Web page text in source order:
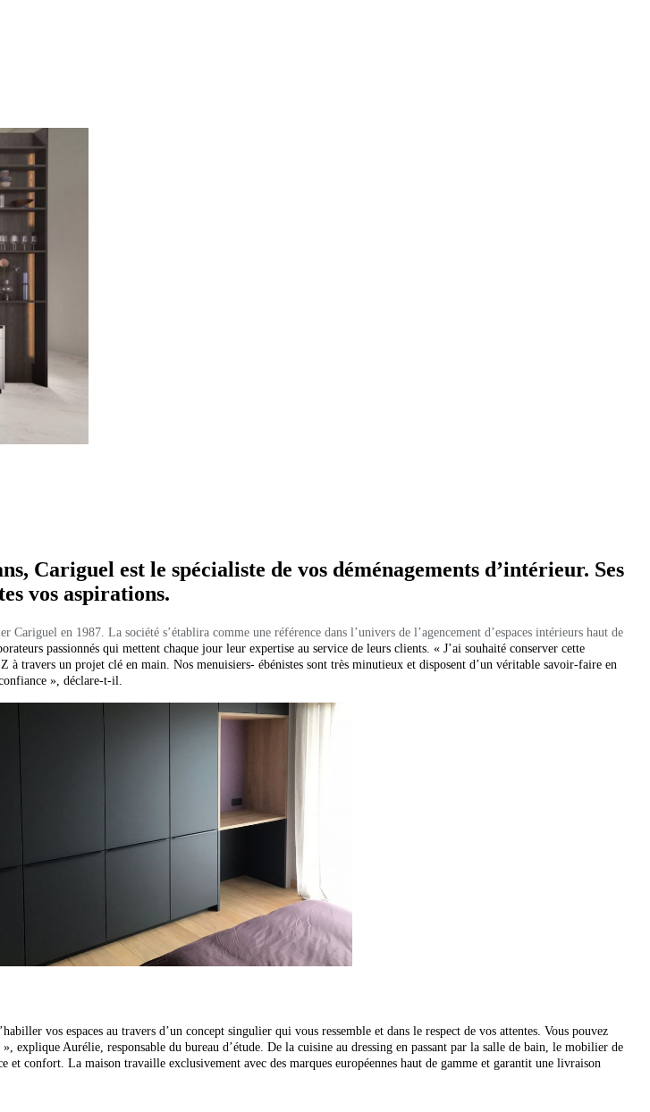
Cariguel est le spécialiste de vos déménagements d’intérieur. Ses
vos aspirations.
en 1987. La société s’établira comme une référence dans l’univers de l’agencement d’espaces intérieurs haut de
passionnés qui mettent chaque jour leur expertise au service de leurs clients. « J’ai souhaité conserver cette
à travers un projet clé en main. Nos menuisiers- ébénistes sont très minutieux et disposent d’un véritable savoir-faire en
», déclare-t-il.
vos espaces au travers d’un concept singulier qui vous ressemble et dans le respect de vos attentes. Vous pouvez
explique Aurélie, responsable du bureau d’étude. De la cuisine au dressing en passant par la salle de bain, le mobilier de
confort. La maison travaille exclusivement avec des marques européennes haut de gamme et garantit une livraison